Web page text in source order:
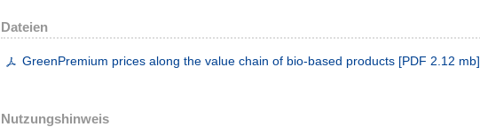
Dateien
GreenPremium prices along the value chain of bio-based products [PDF 2.12 mb]
Nutzungshinweis